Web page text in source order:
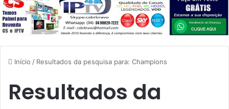
Início / Resultados da pesquisa para: Champions
Resultados da